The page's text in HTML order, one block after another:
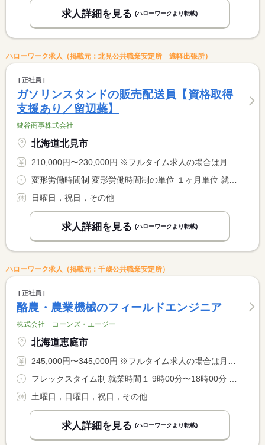
求人詳細を見る (ハローワークより転載)
ハローワーク求人（掲載元：北見公共職業安定所 遠軽出張所）
正社員
ガソリンスタンドの販売配送員【資格取得
支援あり／留辺蘂】
鍵谷商事株式会社
北海道北見市
210,000円〜230,000円 ※フルタイム求人の場合は月額（換算額）、パート求人の場合は時間額を表示しています。
日曜日，祝日，その他
求人詳細を見る (ハローワークより転載)
ハローワーク求人（掲載元：千歳公共職業安定所）
正社員
酪農・農業機械のフィールドエンジニア
株式会社 コーンズ・エージー
北海道恵庭市
245,000円〜345,000円 ※フルタイム求人の場合は月額（換算額）、パート求人の場合は時間額を表示しています。
土曜日，日曜日，祝日，その他
求人詳細を見る (ハローワークより転載)